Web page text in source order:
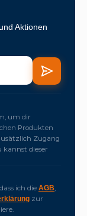
Aktionen
um dir
Produkten
Zugang
kannst dieser
ich die AGB,
zur